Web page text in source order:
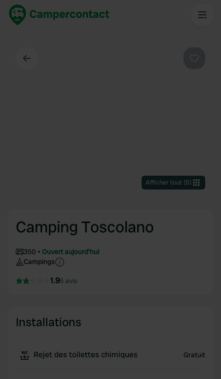
Afficher tout(5)
Camping Toscolano
350
Ouvert aujourd'hui
Campings
1.95 avis
Installations
Rejet des toilettes chimiques Gratuit